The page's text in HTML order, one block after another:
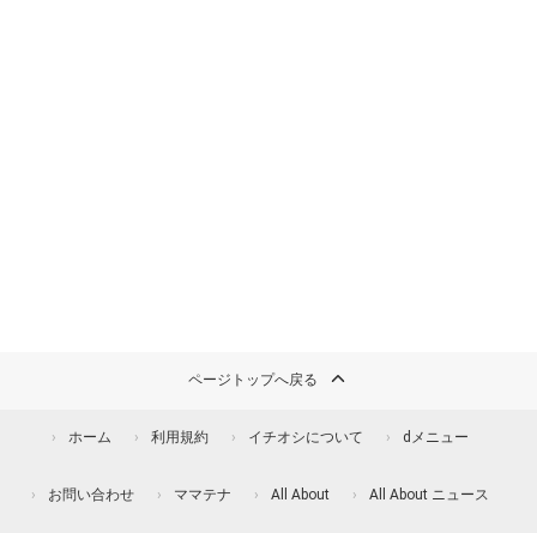
ページトップへ戻る
ホーム 利用規約 イチオシについて dメニュー
お問い合わせ ママテナ All About All About ニュース